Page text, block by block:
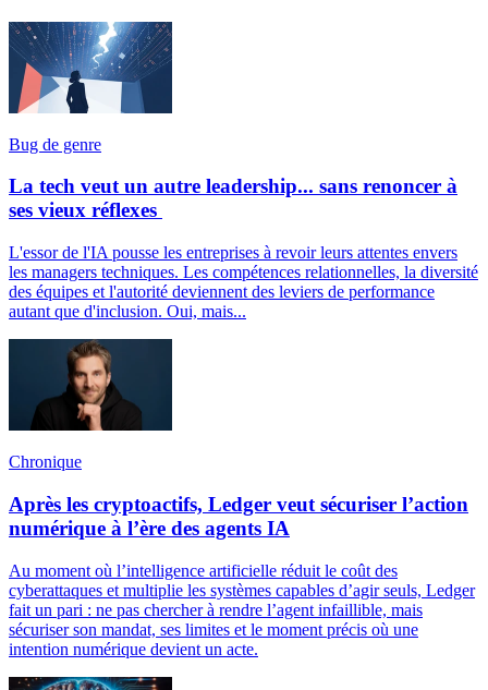
Bug de genre
La tech veut un autre leadership... sans renoncer à
ses vieux réflexes
L'essor de l'IA pousse les entreprises à revoir leurs attentes envers
les managers techniques. Les compétences relationnelles, la diversité
des équipes et l'autorité deviennent des leviers de performance
autant que d'inclusion. Oui, mais...
Chronique
Après les cryptoactifs, Ledger veut sécuriser l’action
numérique à l’ère des agents IA
Au moment où l’intelligence artificielle réduit le coût des
cyberattaques et multiplie les systèmes capables d’agir seuls, Ledger
fait un pari : ne pas chercher à rendre l’agent infaillible, mais
sécuriser son mandat, ses limites et le moment précis où une
intention numérique devient un acte.